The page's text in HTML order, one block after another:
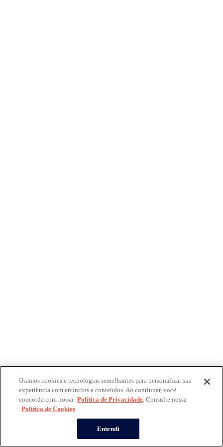
Usamos cookies e tecnologias semelhantes para personalizar sua
experiência com anúncios e conteúdos. Ao continuar, você
concorda com nossa Política de Privacidade. Consulte nossa
Política de Cookies
Entendi